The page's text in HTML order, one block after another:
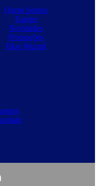
Quem Somos
Equipe
Novidades
Promoções
Blog Wizard